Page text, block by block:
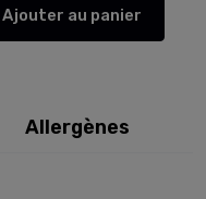
Ajouter au panier
Allergènes